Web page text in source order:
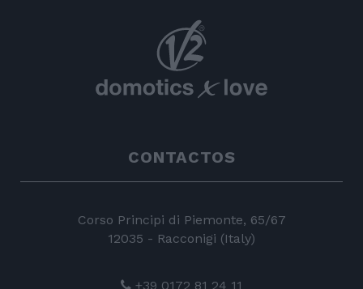
CONTACTOS
Corso Principi di Piemonte, 65/67
12035 - Racconigi (Italy)
+39 0172 81 24 11